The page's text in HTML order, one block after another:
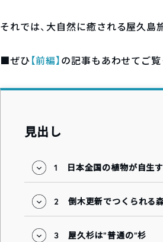
それでは、大自然に癒される屋久島
■ぜひ 【前編】 の記事もあわせてご覧
見出し
1 日本全国の植物が自生す
2 倒木更新でつくられる
3 屋久杉は“普通の”杉